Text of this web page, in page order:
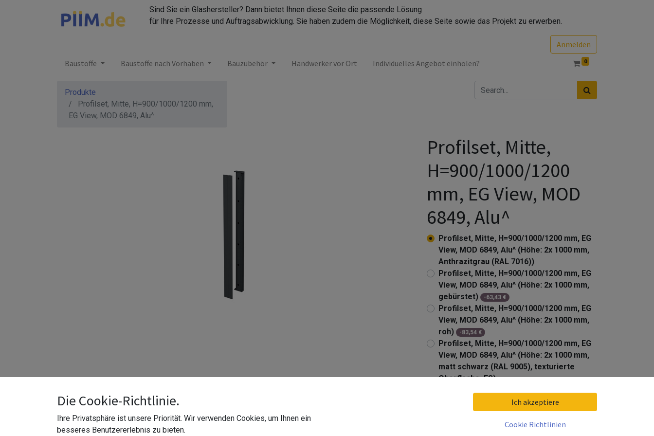
Sind Sie ein Glashersteller? Dann bietet Ihnen diese Seite die passende Lösung
für Ihre Prozesse und Auftragsabwicklung. Sie haben zudem die Möglichkeit, diese Seite sowie das Projekt zu erwerben.
Anmelden
Baustoffe
Baustoffe nach Vorhaben Bauzubehör Handwerker vor Ort Individuelles Angebot einholen? 0
Produkte
Profilset, Mitte, H=900/1000/1200 mm,
EG View, MOD 6849, Alu^
Profilset, Mitte,
H=900/1000/1200
mm, EG View, MOD
6849, Alu^
Profilset, Mitte, H=900/1000/1200 mm, EG
View, MOD 6849, Alu^ (Höhe: 2x 1000 mm,
Anthrazitgrau (RAL 7016))
Profilset, Mitte, H=900/1000/1200 mm, EG
View, MOD 6849, Alu^ (Höhe: 2x 1000 mm,
gebürstet)
-63,43 €
Profilset, Mitte, H=900/1000/1200 mm, EG
View, MOD 6849, Alu^ (Höhe: 2x 1000 mm,
roh)
-83,54 €
Profilset, Mitte, H=900/1000/1200 mm, EG
View, MOD 6849, Alu^ (Höhe: 2x 1000 mm,
matt schwarz (RAL 9005), texturierte
Oberflache, ES)
View, MOD 6849, Alu^ (Höhe: 2x 1200 mm,
Anthrazitgrau (RAL 7016))
Profilset, Mitte, H=900/1000/1200 mm, EG
Die Cookie-Richtlinie.
Ihre Privatsphäre ist unsere Priorität. Wir verwenden Cookies, um Ihnen ein
besseres Benutzererlebnis zu bieten.
Ich akzeptiere
Cookie Richtlinien